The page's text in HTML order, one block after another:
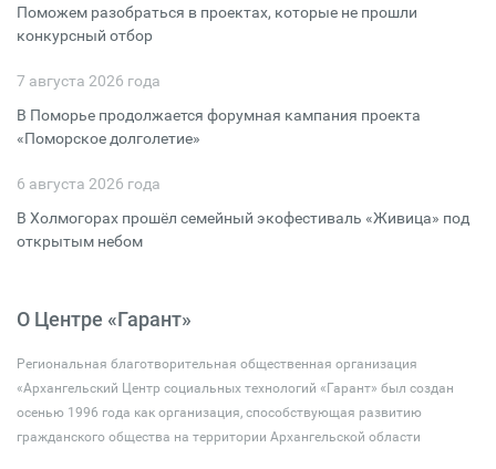
Поможем разобраться в проектах, которые не прошли
конкурсный отбор
7 августа 2026 года
В Поморье продолжается форумная кампания проекта
«Поморское долголетие»
6 августа 2026 года
В Холмогорах прошёл семейный экофестиваль «Живица» под
открытым небом
О Центре «Гарант»
Региональная благотворительная общественная организация
«Архангельский Центр социальных технологий «Гарант» был создан
осенью 1996 года как организация, способствующая развитию
гражданского общества на территории Архангельской области